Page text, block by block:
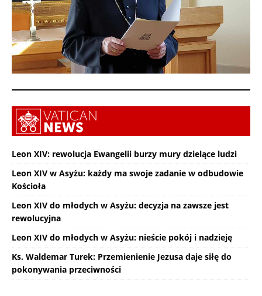
Leon XIV: rewolucja Ewangelii burzy mury dzielące ludzi
Leon XIV w Asyżu: każdy ma swoje zadanie w odbudowie
Kościoła
Leon XIV do młodych w Asyżu: decyzja na zawsze jest
rewolucyjna
Leon XIV do młodych w Asyżu: nieście pokój i nadzieję
Ks. Waldemar Turek: Przemienienie Jezusa daje siłę do
pokonywania przeciwności